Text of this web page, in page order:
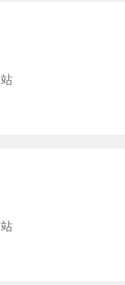
站
站